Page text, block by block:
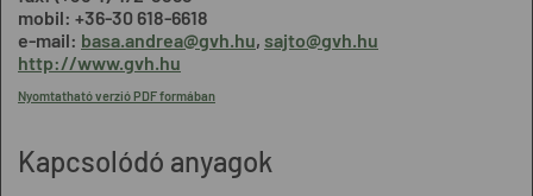
mobil: +36-30 618-6618
e-mail: basa.andrea@gvh.hu, sajto@gvh.hu
http://www.gvh.hu
Nyomtatható verzió PDF formában
Kapcsolódó anyagok